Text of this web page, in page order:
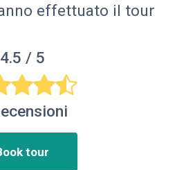
effettuato il tour
4.5 / 5
tour